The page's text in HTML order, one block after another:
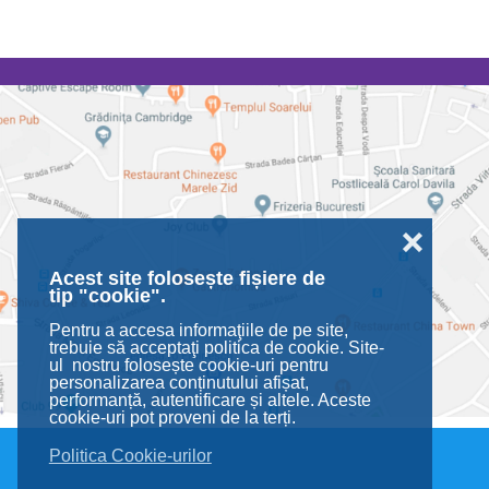
Acest site folosește fișiere de
tip "cookie".
Pentru a accesa informaţiile de pe site,
trebuie să acceptaţi politica de cookie. Site-
ul nostru folosește cookie-uri pentru
personalizarea conținutului afișat,
performanță, autentificare și altele. Aceste
cookie-uri pot proveni de la terți.
Politica Cookie-urilor
❌